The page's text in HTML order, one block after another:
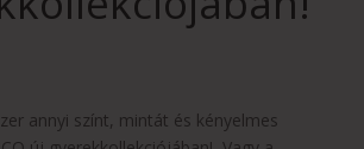
annyi színt, mintát és kényelmes